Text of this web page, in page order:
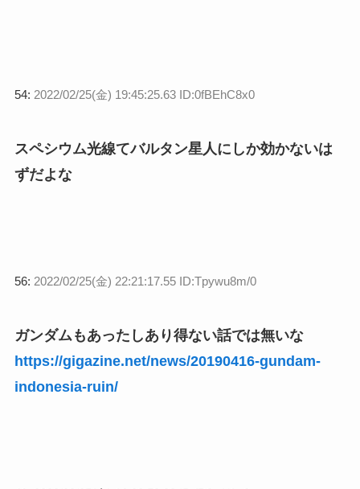
54: 2022/02/25(金) 19:45:25.63 ID:0fBEhC8x0
スペシウム光線てバルタン星人にしか効かないは
ずだよな
56: 2022/02/25(金) 22:21:17.55 ID:Tpywu8m/0
ガンダムもあったしあり得ない話では無いな
https://gigazine.net/news/20190416-gundam-
indonesia-ruin/